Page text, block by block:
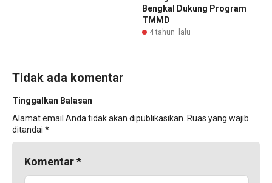
Bengkal Dukung Program
TMMD
4 tahun lalu
Tidak ada komentar
Tinggalkan Balasan
Alamat email Anda tidak akan dipublikasikan. Ruas yang wajib
ditandai *
Komentar*